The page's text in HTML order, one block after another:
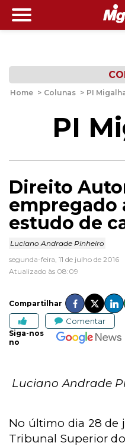
Home > Colunas > PI
PI
Direito
empregado
estudo de
Luciano Andrade Pinheiro
segunda-feira, 11 de julho de 2016
Atualizado às 08:09
Compartilhar
Comentar
Siga-nos
no
Luciano Andrade
No último dia 28 de
Tribunal Superior